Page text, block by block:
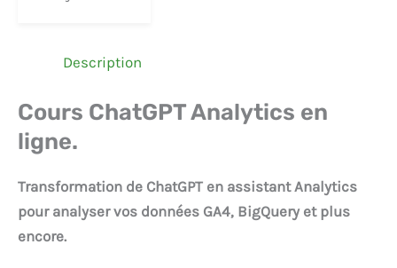
Description
Cours ChatGPT Analytics en
ligne.
Transformation de ChatGPT en assistant Analytics
pour analyser vos données GA4, BigQuery et plus
encore.